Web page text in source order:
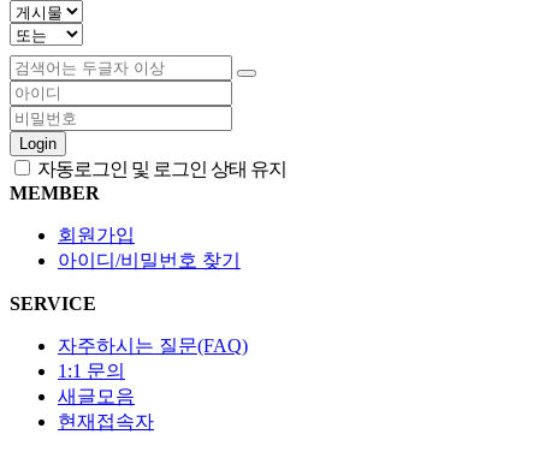
Login
자동로그인 및 로그인 상태 유지
MEMBER
회원가입
아이디/비밀번호 찾기
SERVICE
자주하시는 질문(FAQ)
1:1 문의
새글모음
현재접속자